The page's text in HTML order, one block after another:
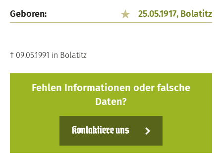
Geboren: 25.05.1917, Bolatitz
† 09.05.1991 in Bolatitz
Fehlen Informationen oder falsche
Daten?
Kontaktiere uns